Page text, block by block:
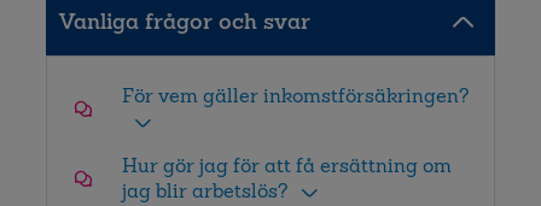
Vanliga frågor och svar
För vem gäller inkomstförsäkringen?
Hur gör jag för att få ersättning om
jag blir arbetslös?